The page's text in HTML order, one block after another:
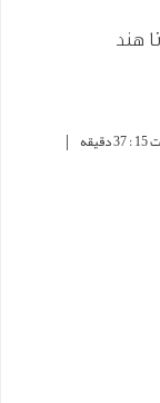
هند
|